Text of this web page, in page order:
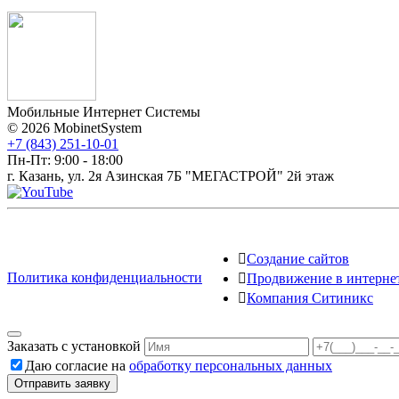
Мобильные Интернет Системы
© 2026 MobinetSystem
+7 (843) 251-10-01
Пн-Пт: 9:00 - 18:00
г. Казань, ул. 2я Азинская 7Б "МЕГАСТРОЙ" 2й этаж
Политика конфиденциальности
Создание сайтов
Продвижение в
Компания Ситиникс
Заказать с установкой
Даю согласие на обработку персональных данных